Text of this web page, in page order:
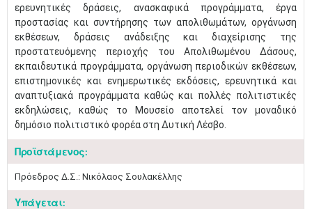
ερευνητικές δράσεις, ανασκαφικά προγράμματα, έργα
προστασίας και συντήρησης των απολιθωμάτων, οργάνωση
εκθέσεων, δράσεις ανάδειξης και διαχείρισης της
προστατευόμενης περιοχής του Απολιθωμένου Δάσους,
εκπαιδευτικά προγράμματα, οργάνωση περιοδικών εκθέσεων,
επιστημονικές και ενημερωτικές εκδόσεις, ερευνητικά και
αναπτυξιακά προγράμματα καθώς και πολλές πολιτιστικές
εκδηλώσεις, καθώς το Μουσείο αποτελεί τον μοναδικό
δημόσιο πολιτιστικό φορέα στη Δυτική Λέσβο.
Προϊστάμενος:
Πρόεδρος Δ.Σ.: Νικόλαος Σουλακέλλης
Υπάγεται: